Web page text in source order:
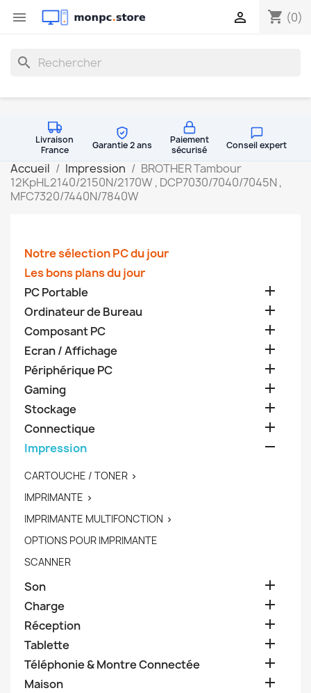
 shopping_cart (0)

search
Livraison
France
Garantie 2 ans
Paiement
sécurisé
Conseil expert
Accueil Impression
BROTHER Tambour
12KpHL2140/2150N/2170W , DCP7030/7040/7045N ,
MFC7320/7440N/7840W
Notre sélection PC du jour
Les bons plans du jour
PC Portable

Ordinateur de Bureau 
Composant PC 
Ecran / Affichage 
Périphérique PC 
Gaming 
Stockage 
Connectique 
Impression 
CARTOUCHE / TONER 
IMPRIMANTE 
IMPRIMANTE MULTIFONCTION 
OPTIONS POUR IMPRIMANTE
SCANNER
Son 
Charge 
Réception 
Tablette 
Téléphonie & Montre Connectée 
Maison 